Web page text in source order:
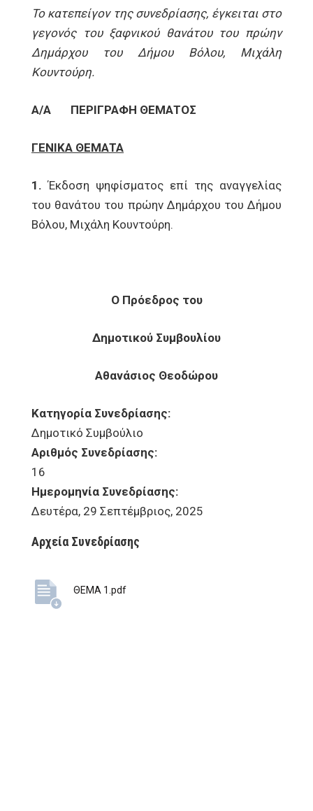
Το κατεπείγον της συνεδρίασης, έγκειται στο
γεγονός του ξαφνικού θανάτου του πρώην
Δημάρχου του Δήμου Βόλου,
Μιχάλη
Κουντούρη.
Α/Α ΠΕΡΙΓΡΑΦΗ ΘΕΜΑΤΟΣ
ΓΕΝΙΚΑ ΘΕΜΑΤΑ
1.Έκδοση ψηφίσματος επί της αναγγελίας
του θανάτου του πρώην Δημάρχου του Δήμου
Βόλου, Μιχάλη Κουντούρη.
Ο Πρόεδρος του
Δημοτικού Συμβουλίου
Αθανάσιος Θεοδώρου
Κατηγορία Συνεδρίασης:
Δημοτικό Συμβούλιο
Αριθμός Συνεδρίασης:
16
Ημερομηνία Συνεδρίασης:
Δευτέρα, 29 Σεπτέμβριος, 2025
Αρχεία Συνεδρίασης
ΘΕΜΑ 1.pdf